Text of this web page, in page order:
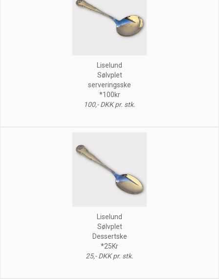
Liselund
Sølvplet
serveringsske
*100kr
100,- DKK pr. stk.
Liselund
Sølvplet
Dessertske
*25Kr
25,- DKK pr. stk.